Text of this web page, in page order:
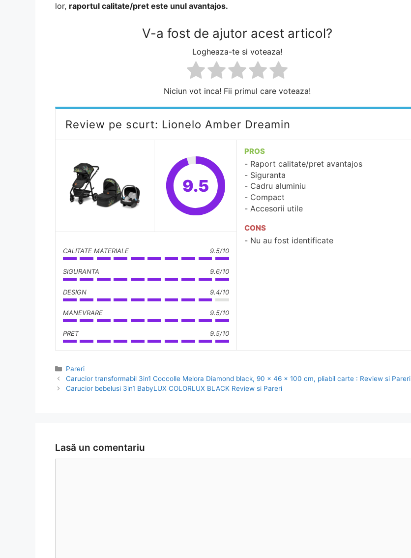
lor, raportul calitate/pret este unul avantajos.
V-a fost de ajutor acest articol?
Logheaza-te si voteaza!
Niciun vot inca! Fii primul care voteaza!
Review pe scurt: Lionelo Amber Dreamin
9.5
CALITATE MATERIALE 9.5/10
SIGURANTA 9.6/10
DESIGN 9.4/10
MANEVRARE 9.5/10
PRET 9.5/10
PROS
Raport calitate/pret avantajos
Siguranta
Cadru aluminiu
Compact
Accesorii utile
CONS
Nu au fost identificate
Categorii
Pareri
Navigare
în
Carucior transformabil 3in1 Coccolle Melora Diamond black, 90 x 46 x 100 cm, pliabil carte : Review si Pareri
Carucior bebelusi 3in1 BabyLUX COLORLUX BLACK Review si Pareri
Lasă un comentariu